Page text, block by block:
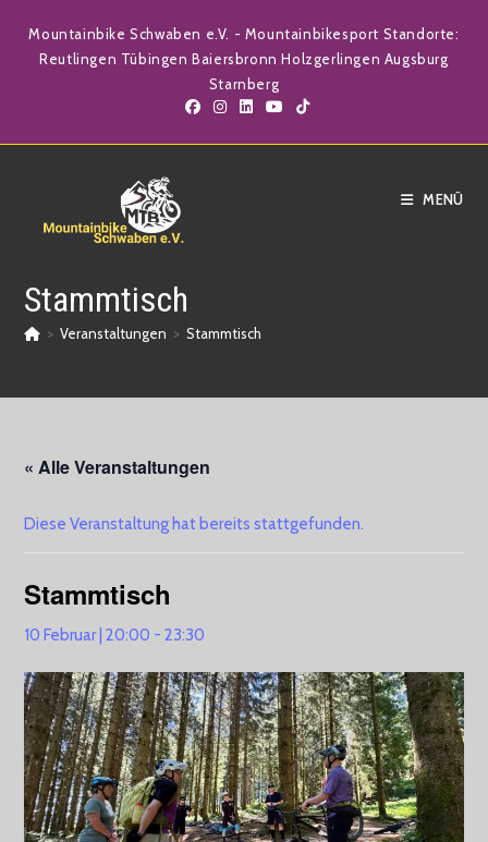
Inhalt
springen
Mountainbike Schwaben e.V. - Mountainbikesport Standorte:
Reutlingen Tübingen Baiersbronn Holzgerlingen Augsburg
Starnberg
MENÜ
Stammtisch
> Veranstaltungen > Stammtisch
« Alle Veranstaltungen
Diese Veranstaltung hat bereits stattgefunden.
Stammtisch
10 Februar | 20:00 -23:30